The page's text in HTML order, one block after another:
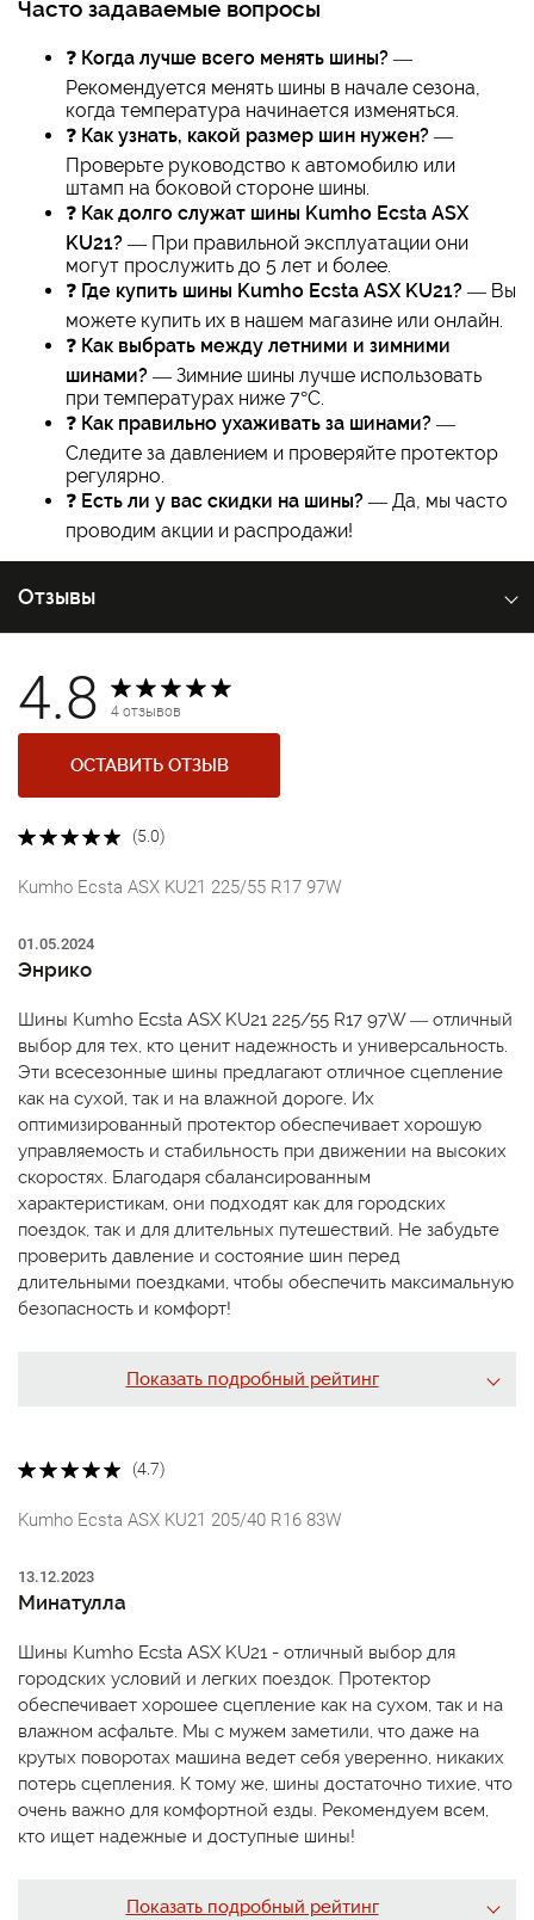
Часто задаваемые вопросы
❓ Когда лучше всего менять шины? —
Рекомендуется менять шины в начале сезона,
когда температура начинается изменяться.
❓ Как узнать, какой размер шин нужен? —
Проверьте руководство к автомобилю или
штамп на боковой стороне шины.
❓ Как долго служат шины Kumho Ecsta ASX
KU21? — При правильной эксплуатации они
могут прослужить до 5 лет и более.
❓ Где купить шины Kumho Ecsta ASX KU21? — Вы
можете купить их в нашем магазине или онлайн.
❓ Как выбрать между летними и зимними
шинами? — Зимние шины лучше использовать
при температурах ниже 7°C.
❓ Как правильно ухаживать за шинами? —
Следите за давлением и проверяйте протектор
регулярно.
❓ Есть ли у вас скидки на шины? — Да, мы часто
проводим акции и распродажи!
Отзывы
4.8 4 отзывов
ОСТАВИТЬ ОТЗЫВ
(5.0)
Kumho Ecsta ASX KU21 225/55 R17 97W
01.05.2024
Энрико
Шины Kumho Ecsta ASX KU21 225/55 R17 97W — отличный
выбор для тех, кто ценит надежность и универсальность.
Эти всесезонные шины предлагают отличное сцепление
как на сухой, так и на влажной дороге. Их
оптимизированный протектор обеспечивает хорошую
управляемость и стабильность при движении на высоких
скоростях. Благодаря сбалансированным
характеристикам, они подходят как для городских
поездок, так и для длительных путешествий. Не забудьте
проверить давление и состояние шин перед
длительными поездками, чтобы обеспечить максимальную
безопасность и комфорт!
Показать подробный рейтинг
(4.7)
Kumho Ecsta ASX KU21 205/40 R16 83W
13.12.2023
Минатулла
Шины Kumho Ecsta ASX KU21 - отличный выбор для
городских условий и легких поездок. Протектор
обеспечивает хорошее сцепление как на сухом, так и на
влажном асфальте. Мы с мужем заметили, что даже на
крутых поворотах машина ведет себя уверенно, никаких
потерь сцепления. К тому же, шины достаточно тихие, что
очень важно для комфортной езды. Рекомендуем всем,
кто ищет надежные и доступные шины!
Показать подробный рейтинг